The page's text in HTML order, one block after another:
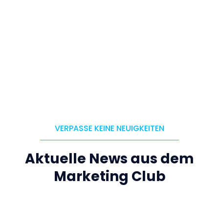
VERPASSE KEINE NEUIGKEITEN
Aktuelle News aus dem
Marketing Club